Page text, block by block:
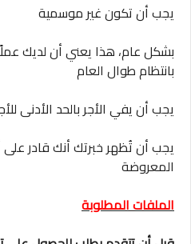
يجب أن تكون غير موسمية
بشكل عام، هذا يعني أن لديك
بانتظام طوال العام
يجب أن يفي الأجر بالحد الأدنى
يجب أن تُظهر خبرتك أنك قادر على
المعروضة
الملفات المطلوبة